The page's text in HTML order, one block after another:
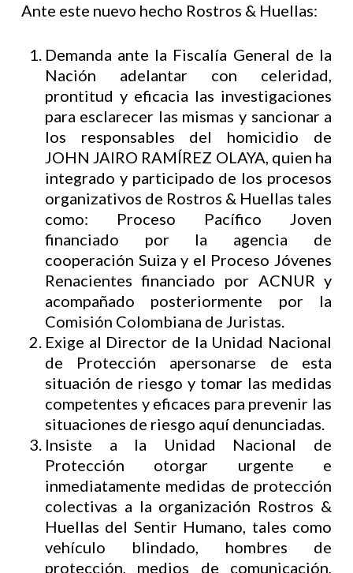
Ante este nuevo hecho Rostros & Huellas:
Demanda ante la Fiscalía General de la
Nación adelantar con celeridad,
prontitud y eficacia las investigaciones
para esclarecer las mismas y sancionar a
los responsables del homicidio de
JOHN JAIRO RAMÍREZ OLAYA, quien ha
integrado y participado de los procesos
organizativos de Rostros & Huellas tales
como: Proceso Pacífico Joven
financiado por la agencia de
cooperación Suiza y el Proceso Jóvenes
Renacientes financiado por ACNUR y
acompañado posteriormente por la
Comisión Colombiana de Juristas.
Exige al Director de la Unidad Nacional
de Protección apersonarse de esta
situación de riesgo y tomar las medidas
competentes y eficaces para prevenir las
situaciones de riesgo aquí denunciadas.
Insiste a la Unidad Nacional de
Protección otorgar urgente e
inmediatamente medidas de protección
colectivas a la organización Rostros &
Huellas del Sentir Humano, tales como
vehículo blindado, hombres de
protección, medios de comunicación,